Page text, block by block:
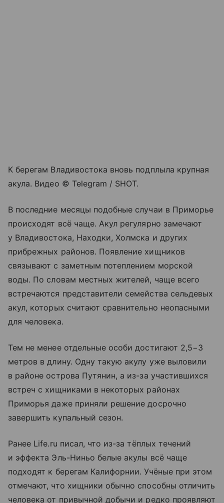
К берегам Владивостока вновь подплыла крупная
акула. Видео © Telegram / SHOT.
В последние месяцы подобные случаи в Приморье
происходят всё чаще. Акул регулярно замечают
у Владивостока, Находки, Холмска и других
прибрежных районов. Появление хищников
связывают с заметным потеплением морской
воды. По словам местных жителей, чаще всего
встречаются представители семейства сельдевых
акул, которых считают сравнительно неопасными
для человека.
Тем не менее отдельные особи достигают 2,5−3
метров в длину. Одну такую акулу уже выловили
в районе острова Путянин, а из-за участившихся
встреч с хищниками в некоторых районах
Приморья даже приняли решение досрочно
завершить купальный сезон.
Ранее Life.ru писал, что из-за тёплых течений
и эффекта Эль-Ниньо белые акулы всё чаще
подходят к берегам Калифорнии. Учёные при этом
отмечают, что хищники обычно способны отличить
человека от привычной добычи и редко проявляют